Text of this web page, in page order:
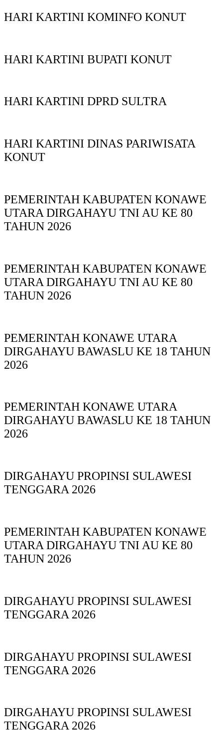
HARI KARTINI KOMINFO KONUT
HARI KARTINI BUPATI KONUT
HARI KARTINI DPRD SULTRA
HARI KARTINI DINAS PARIWISATA
KONUT
PEMERINTAH KABUPATEN KONAWE
UTARA DIRGAHAYU TNI AU KE 80
TAHUN 2026
PEMERINTAH KABUPATEN KONAWE
UTARA DIRGAHAYU TNI AU KE 80
TAHUN 2026
PEMERINTAH KONAWE UTARA
DIRGAHAYU BAWASLU KE 18 TAHUN
2026
PEMERINTAH KONAWE UTARA
DIRGAHAYU BAWASLU KE 18 TAHUN
2026
DIRGAHAYU PROPINSI SULAWESI
TENGGARA 2026
PEMERINTAH KABUPATEN KONAWE
UTARA DIRGAHAYU TNI AU KE 80
TAHUN 2026
DIRGAHAYU PROPINSI SULAWESI
TENGGARA 2026
DIRGAHAYU PROPINSI SULAWESI
TENGGARA 2026
DIRGAHAYU PROPINSI SULAWESI
TENGGARA 2026